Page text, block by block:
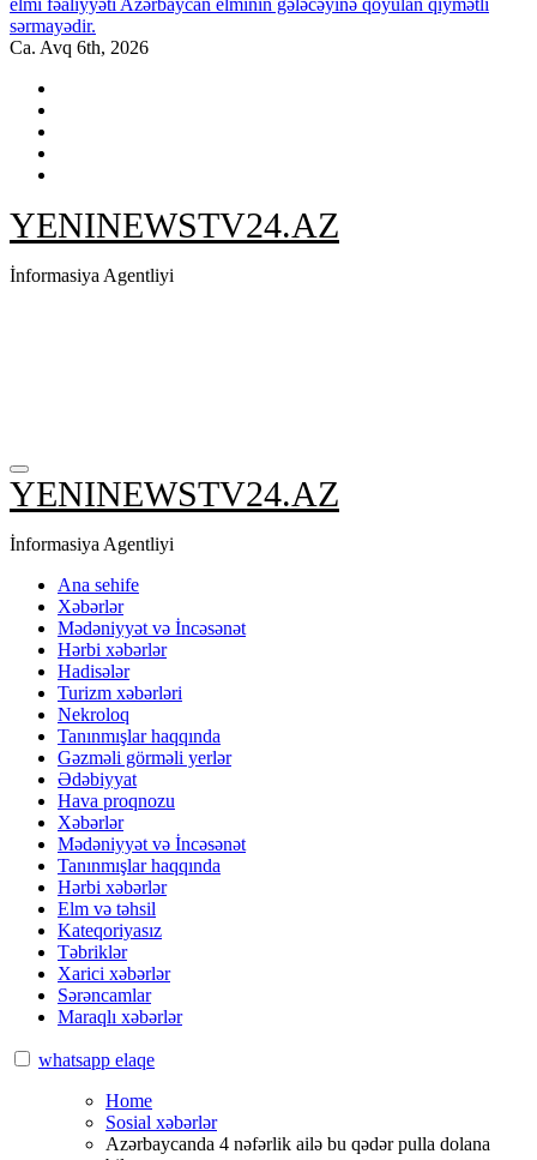
sərmayədir.
Ca. Avq 6th, 2026
YENINEWSTV24.AZ
İnformasiya Agentliyi
YENINEWSTV24.AZ
İnformasiya Agentliyi
Ana sehife
Xəbərlər
Mədəniyyət və İncəsənət
Hərbi xəbərlər
Hadisələr
Turizm xəbərləri
Nekroloq
Tanınmışlar haqqında
Gəzməli görməli yerlər
Ədəbiyyat
Hava proqnozu
Xəbərlər
Mədəniyyət və İncəsənət
Tanınmışlar haqqında
Hərbi xəbərlər
Elm və təhsil
Kateqoriyasız
Təbriklər
Xarici xəbərlər
Sərəncamlar
Maraqlı xəbərlər
whatsapp elaqe
Home
Sosial xəbərlər
Azərbaycanda 4 nəfərlik ailə bu qədər pulla dolana